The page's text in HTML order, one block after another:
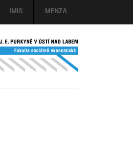
IMIS MENZA